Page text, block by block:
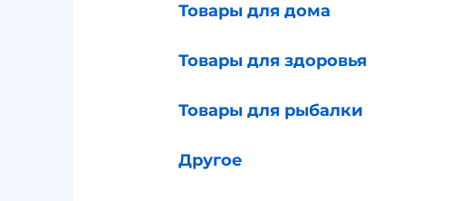
Товары для дома
Товары для здоровья
Товары для рыбалки
Другое